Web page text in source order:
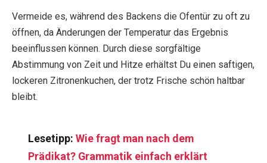
Vermeide es, während des Backens die Ofentür zu oft zu
öffnen, da Änderungen der Temperatur das Ergebnis
beeinflussen können. Durch diese sorgfältige
Abstimmung von Zeit und Hitze erhältst Du einen saftigen,
lockeren Zitronenkuchen, der trotz Frische schön haltbar
bleibt.
Lesetipp: Wie fragt man nach dem
Prädikat? Grammatik einfach erklärt